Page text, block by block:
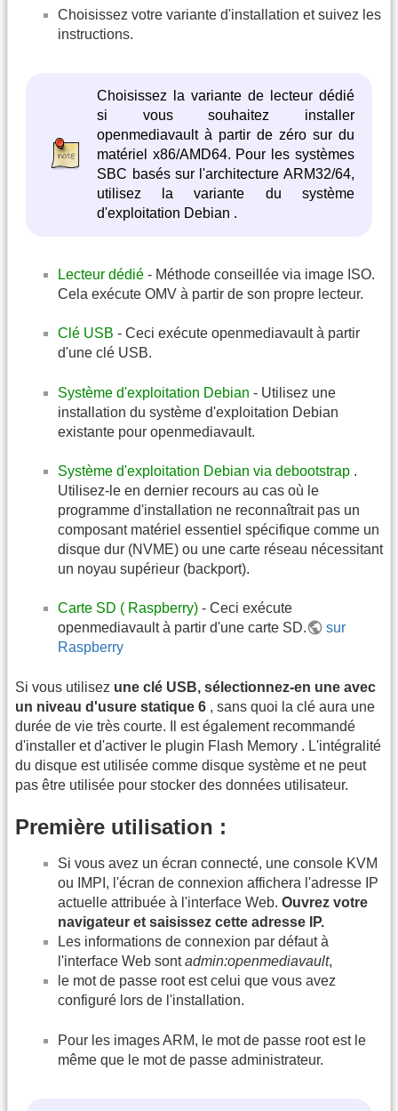
Choisissez votre variante d'installation et suivez les
instructions.
Choisissez la variante de lecteur dédié
si vous souhaitez installer
openmediavault à partir de zéro sur du
matériel x86/AMD64. Pour les systèmes
SBC basés sur l'architecture ARM32/64,
utilisez la variante du système
d'exploitation Debian .
Lecteur dédié - Méthode conseillée via image ISO.
Cela exécute OMV à partir de son propre lecteur.
Clé USB - Ceci exécute openmediavault à partir
d'une clé USB.
Système d'exploitation Debian - Utilisez une
installation du système d'exploitation Debian
existante pour openmediavault.
Système d'exploitation Debian via debootstrap .
Utilisez-le en dernier recours au cas où le
programme d'installation ne reconnaîtrait pas un
composant matériel essentiel spécifique comme un
disque dur (NVME) ou une carte réseau nécessitant
un noyau supérieur (backport).
Carte SD ( Raspberry) - Ceci exécute
openmediavault à partir d'une carte SD.
sur
Raspberry
Si vous utilisez une clé USB, sélectionnez-en une avec
un niveau d'usure statique 6 , sans quoi la clé aura une
durée de vie très courte. Il est également recommandé
d'installer et d'activer le plugin Flash Memory . L'intégralité
du disque est utilisée comme disque système et ne peut
pas être utilisée pour stocker des données utilisateur.
Première utilisation :
Si vous avez un écran connecté, une console KVM
ou IMPI, l'écran de connexion affichera l'adresse IP
actuelle attribuée à l'interface Web. Ouvrez votre
navigateur et saisissez cette adresse IP.
Les informations de connexion par défaut à
l'interface Web sontadmin:openmediavault,
le mot de passe root est celui que vous avez
configuré lors de l'installation.
Pour les images ARM, le mot de passe root est le
même que le mot de passe administrateur.